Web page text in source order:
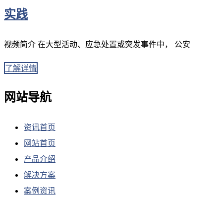
实践
视频简介 在大型活动、应急处置或突发事件中， 公安
了解详情
网站导航
资讯首页
网站首页
产品介绍
解决方案
案例资讯